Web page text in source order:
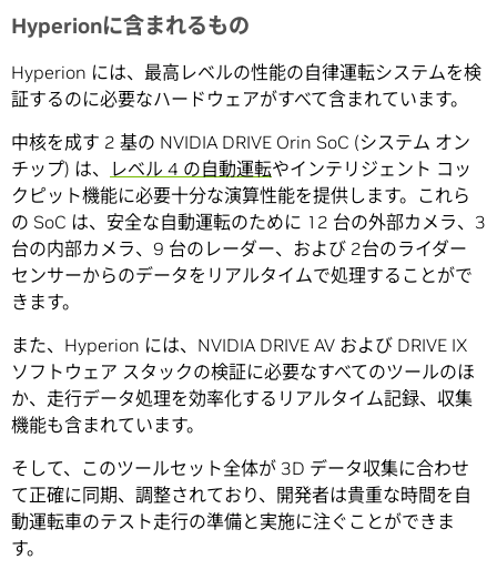
Hyperionに含まれるもの
Hyperion には、最高レベルの性能の自律運転システムを検
証するのに必要なハードウェアがすべて含まれています。
中核を成す 2 基の NVIDIA DRIVE Orin SoC (システム オン
チップ) は、
レベル 4 の自動運転やインテリジェント コッ
クピット機能に必要十分な演算性能を提供します。これら
の SoC は、安全な自動運転のために 12 台の外部カメラ、3
台の内部カメラ、9 台のレーダー、および 2台のライダー
センサーからのデータをリアルタイムで処理することがで
きます。
また、Hyperion には、NVIDIA DRIVE AV および DRIVE IX
ソフトウェア スタックの検証に必要なすべてのツールのほ
か、走行データ処理を効率化するリアルタイム記録、収集
機能も含まれています。
そして、このツールセット全体が 3D データ収集に合わせ
て正確に同期、調整されており、開発者は貴重な時間を自
動運転車のテスト走行の準備と実施に注ぐことができま
す。